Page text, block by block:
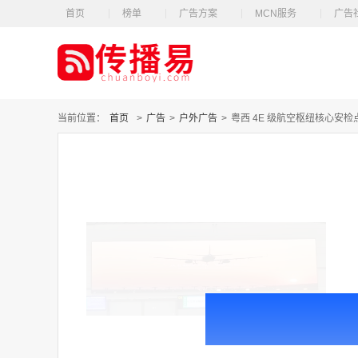
首页 榜单 广告方案 MCN服务 广告
当前位置： 首页 > 广告 > 户外广告 > 粤西 4E 级航空枢纽核心安